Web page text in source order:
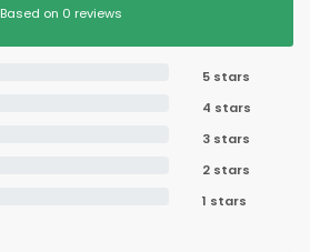
Based on 0 reviews
5 stars
4 stars
3 stars
2 stars
1 stars